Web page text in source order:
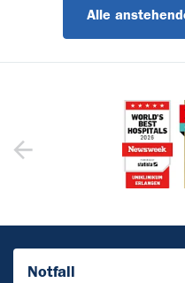
Alle
Notfall